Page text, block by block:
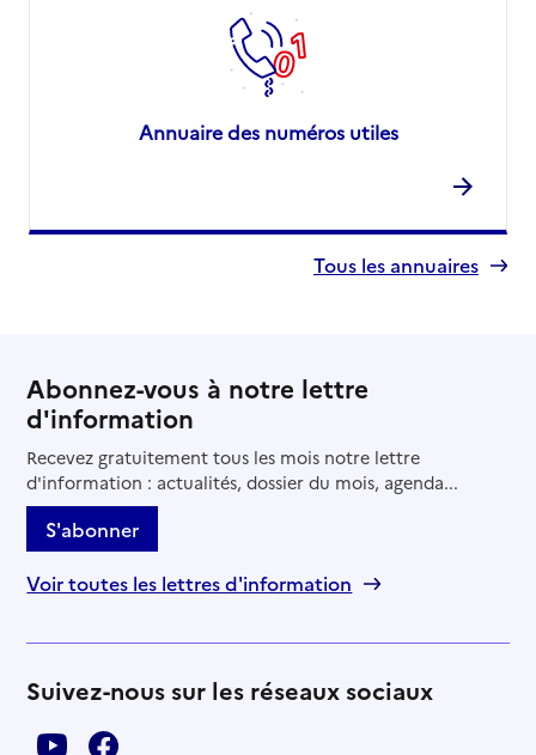
Annuaire des numéros utiles
Tous les annuaires
Abonnez-vous à notre lettre
d'information
Recevez gratuitement tous les mois notre lettre
d'information : actualités, dossier du mois, agenda...
S'abonner
Voir toutes les lettres d'information
Suivez-nous sur les réseaux sociaux